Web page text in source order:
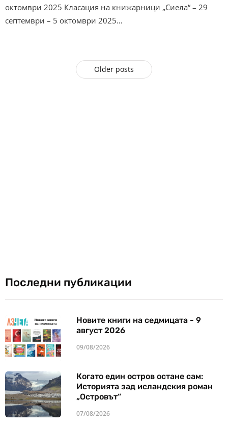
октомври 2025 Класация на книжарници „Сиела“ – 29
септември – 5 октомври 2025…
Older posts
Последни публикации
Новите книги на седмицата - 9
август 2026
09/08/2026
Когато един остров остане сам:
Историята зад исландския роман
„Островът“
07/08/2026